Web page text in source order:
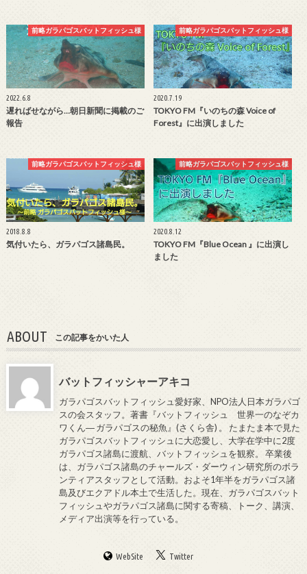
前略ガラパゴスバットフィッシュ様
2022.6.8
遅ればせながら…朝日新聞に掲載のご
報告
前略ガラパゴスバットフィッシュ様
2020.7.19
TOKYO FM『いのちの森 Voice of
Forest』に出演しました
前略ガラパゴスバットフィッシュ様
2018.8.8
気付いたら、ガラパゴス諸島民。
前略ガラパゴスバットフィッシュ様
2020.8.12
TOKYO FM『Blue Ocean 』に出演し
ました
ABOUT この記事をかいた人
バットフィッシャーアキコ
ガラパゴスバットフィッシュ愛好家、NPO法人日本ガラパゴ
スの会スタッフ。著書『バットフィッシュ 世界一のなぞカ
ワくん― ガラパゴスの秘魚』(さくら舎) 。 たまたま本で見た
ガラパゴスバットフィッシュに大恋愛し、大学在学中に2度
ガラパゴス諸島に渡航、バットフィッシュを観察。 卒業後
は、ガラパゴス諸島のチャールズ・ダーウィン研究所のボラ
ンティアスタッフとして活動。およそ1年半をガラパゴス諸
島及びエクアドル本土で生活した。現在、ガラパゴスバット
フィッシュやガラパゴス諸島に関する寄稿、トーク、講演、
メディア出演等を行っている。
WebSite Twitter